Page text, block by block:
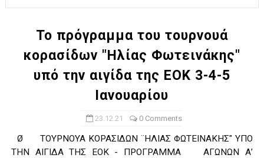
Το πρόγραμμα του τουρνουά
κορασίδων "Ηλίας Φωτεινάκης"
υπό την αιγίδα της ΕΟΚ 3-4-5
Ιανουαρίου
23.12.21 0 Comments
Ø ΤΟΥΡΝΟΥΑ ΚΟΡΑΣΙΔΩΝ ¨ΗΛΙΑΣ ΦΩΤΕΙΝΑΚΗΣ" ΥΠΟ
ΤΗΝ ΑΙΓΙΔΑ ΤΗΣ ΕΟΚ - ΠΡΟΓΡΑΜΜΑ ΑΓΩΝΩΝ Α’